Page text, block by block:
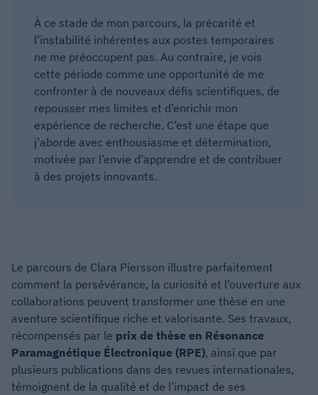
À ce stade de mon parcours, la précarité et
l’instabilité inhérentes aux postes temporaires
ne me préoccupent pas. Au contraire, je vois
cette période comme une opportunité de me
confronter à de nouveaux défis scientifiques, de
repousser mes limites et d’enrichir mon
expérience de recherche. C’est une étape que
j’aborde avec enthousiasme et détermination,
motivée par l’envie d’apprendre et de contribuer
à des projets innovants.
Le parcours de Clara Piersson illustre parfaitement
comment la persévérance, la curiosité et l’ouverture aux
collaborations peuvent transformer une thèse en une
aventure scientifique riche et valorisante. Ses travaux,
récompensés par le prix de thèse en Résonance
Paramagnétique Électronique (RPE), ainsi que par
plusieurs publications dans des revues internationales,
témoignent de la qualité et de l’impact de ses